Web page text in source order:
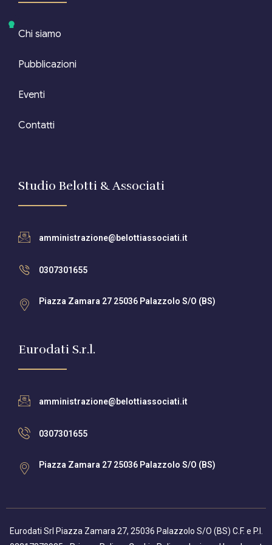
Chi siamo
Pubblicazioni
Eventi
Contatti
Studio Belotti & Associati
amministrazione@belottiassociati.it
0307301655
Piazza Zamara 27 25036 Palazzolo S/O (BS)
Eurodati S.r.l.
amministrazione@belottiassociati.it
0307301655
Piazza Zamara 27 25036 Palazzolo S/O (BS)
Eurodati Srl Piazza Zamara 27, 25036 Palazzolo S/O (BS) C.F. e P.I.